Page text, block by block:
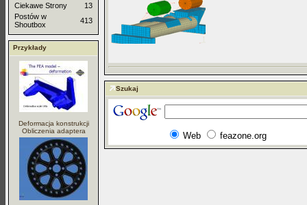
Ciekawe Strony
13
Postów w
Shoutbox
413
Przykłady
Deformacja konstrukcji
Obliczenia adaptera
Szukaj
Web feazone.org